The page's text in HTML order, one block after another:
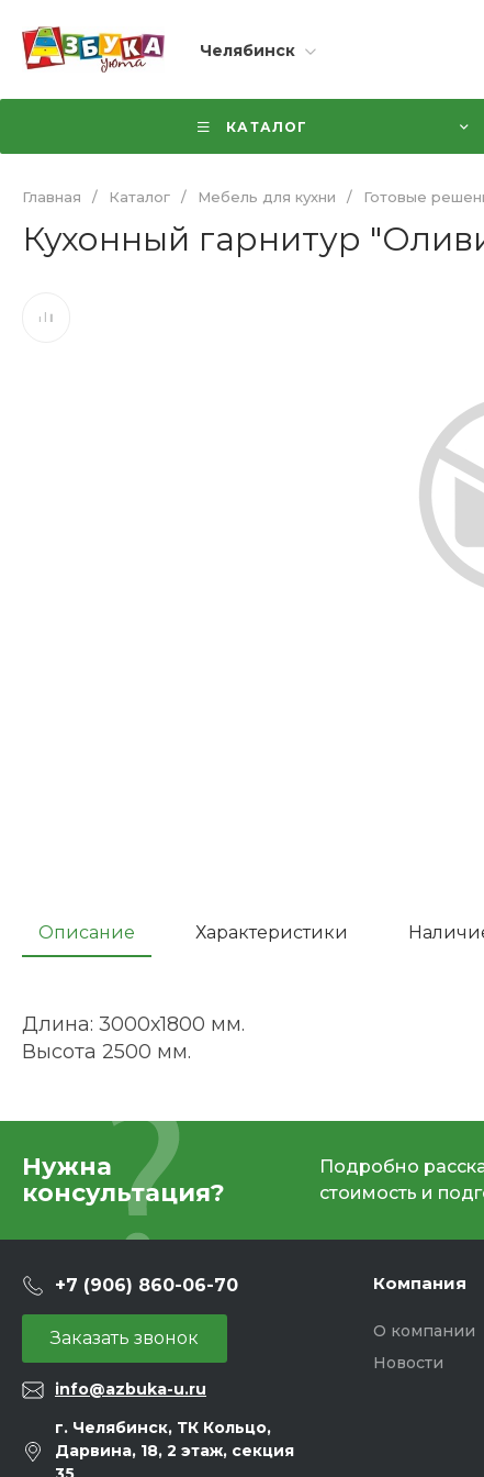
Челябинск
КАТАЛОГ
Главная / Каталог / Мебель для кухни / Готовые
Кухонный гарнитур
Описание Характеристики
Длина: 3000х1800 мм.
Высота 2500 мм.
Нужна
консультация?
Подробно
стоимость и
+7 (906) 860-06-70
Заказать звонок
info@azbuka-u.ru
г. Челябинск, ТК Кольцо,
Дарвина, 18, 2 этаж, секция
Компания
О компании
Новости